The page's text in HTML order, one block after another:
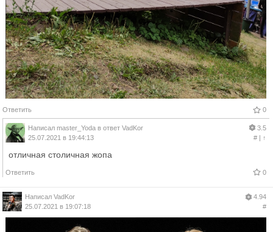
Ответить 0
Написал master_Yoda в ответ VadKor
25.07.2021 в 19:44:13
3.5
#| ↑
отличная столичная жопа
Ответить 0
Написал VadKor
25.07.2021 в 19:07:18
4.94
#